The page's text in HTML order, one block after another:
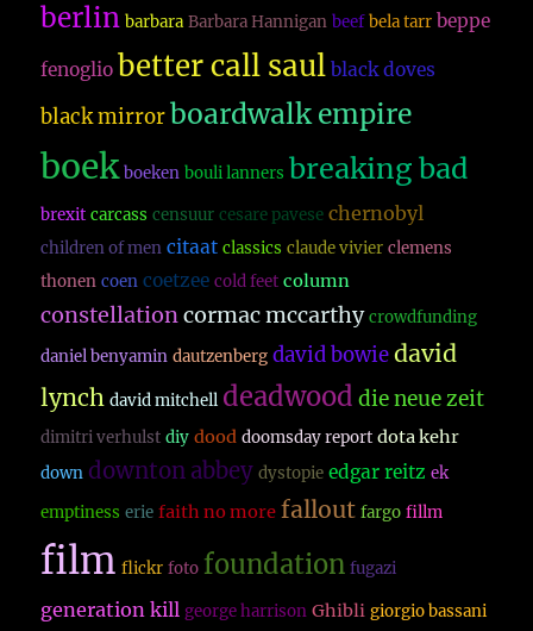
berlin barbara Barbara Hannigan beef bela tarr beppe
fenoglio better call saul black doves
black mirror boardwalk empire
boek boeken bouli lanners breaking bad
brexit carcass censuur cesare pavese chernobyl
children of men citaat classics claude vivier clemens
thonen coen coetzee cold feet column
constellationcormac mccarthy crowdfunding
daniel benyamin dautzenberg david bowie david
lynch david mitchell deadwood die neue zeit
dimitri verhulst diy dood doomsday report dota kehr
down downton abbey dystopie edgar reitz ek
emptiness erie faith no more fallout fargo fillm
film flickr foto foundation fugazi
generation kill george harrison Ghibli giorgio bassani